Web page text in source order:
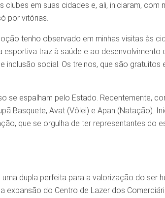
clubes em suas cidades e, ali, iniciaram,
por vitórias.
tenho observado em minhas visitas às
esportiva traz à saúde e ao desenvolvimento
inclusão social. Os treinos, que são
se espalham pelo Estado. Recentemente,
Basquete, Avat (Vôlei) e Apan (Natação).
que se orgulha de ter representantes do
dupla perfeita para a valorização do ser
expansão do Centro de Lazer dos